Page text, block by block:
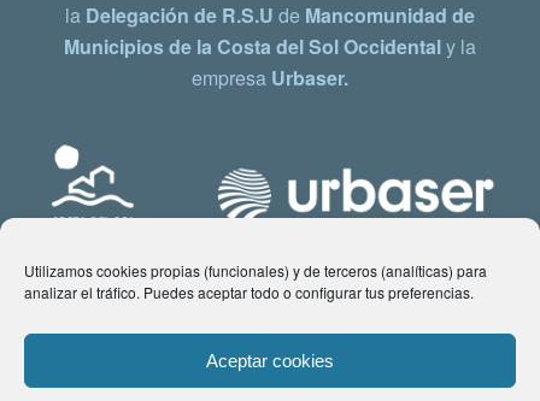
Utilizamos cookies propias (funcionales) y de terceros (analíticas) para
analizar el tráfico. Puedes aceptar todo o configurar tus preferencias.
Aceptar cookies
la Delegación de R.S.U de Mancomunidad de
Municipios de la Costa del Sol Occidentaly la
empresa Urbaser.